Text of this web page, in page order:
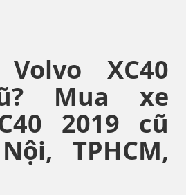
XC40
Mua xe
2019 cũ
TPHCM,